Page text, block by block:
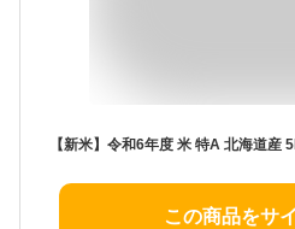
この商品をサ